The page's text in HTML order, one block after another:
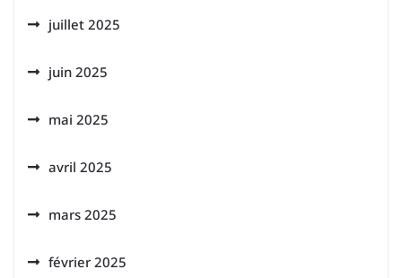
juillet 2025
juin 2025
mai 2025
avril 2025
mars 2025
février 2025